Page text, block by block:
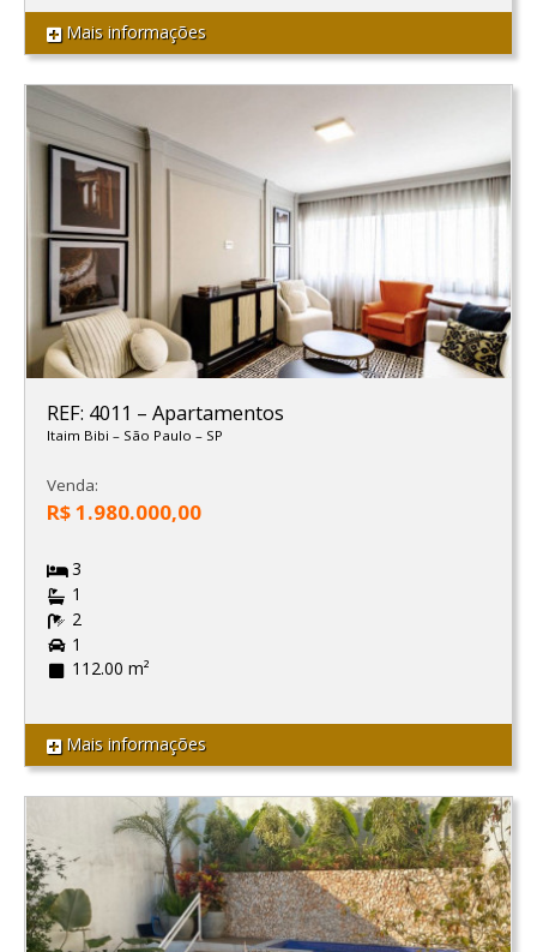
Mais informações
REF: 4011 – Apartamentos
Itaim Bibi – São Paulo – SP
Venda:
R$ 1.980.000,00
3
1
2
1
112.00 m²
Mais informações